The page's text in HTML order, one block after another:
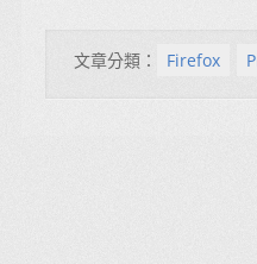
文章分類： Firefox